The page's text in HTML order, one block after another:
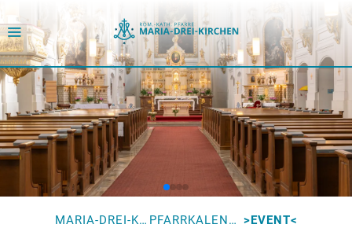
MARIA-DREI-KIRCHEN PFARRKALENDER EVENT